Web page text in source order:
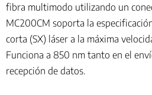
fibra multimodo utilizando un
MC200CM soporta la
corta (SX) láser a la máxima
Funciona a 850 nm tanto en el
recepción de datos.